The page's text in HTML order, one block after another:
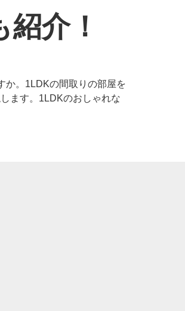
介！
か。1LDKの間取りの部屋を
ます。1LDKのおしゃれな